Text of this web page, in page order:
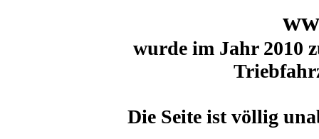
wurde im Jahr 2010
Die Seite ist völlig